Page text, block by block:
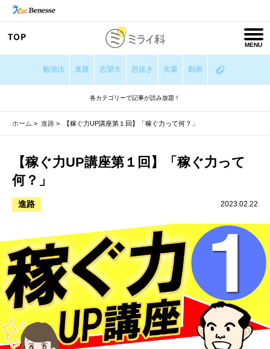
MENU
勉強法 進路 志望大 息抜き 先輩 動画
各カテゴリーで記事が読み放題！
ホーム > 進路 > 【稼ぐ力UP講座第１回】「稼ぐ力って何？」
【稼ぐ力UP講座第１回】「稼ぐ力って
何？」
進路 2023.02.22